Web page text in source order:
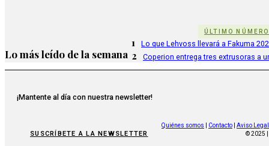
ÚLTIMO NÚMERO
Lo más leído de la semana
1 Lo que Lehvoss llevará a Fakuma
2 Coperion entrega tres extrusoras a
¡Mantente al día con nuestra newsletter!
SUSCRÍBETE A LA NEWSLETTER
Quiénes somos Contacto
Aviso Legal
© 2025